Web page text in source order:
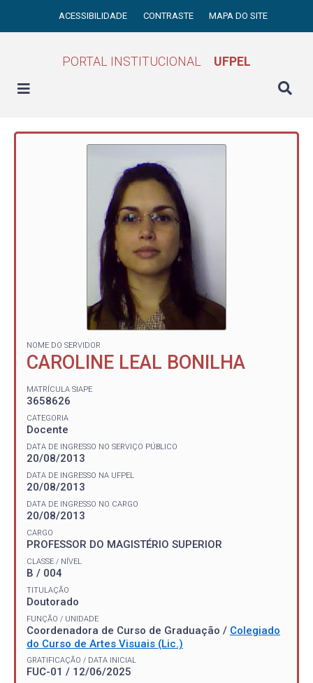
ACESSIBILIDADE CONTRASTE MAPA DO SITE
PORTAL INSTITUCIONAL UFPEL
NOME DO SERVIDOR
CAROLINE LEAL BONILHA
MATRÍCULA SIAPE
3658626
CATEGORIA
Docente
DATA DE INGRESSO NO SERVIÇO PÚBLICO
20/08/2013
DATA DE INGRESSO NA UFPEL
20/08/2013
DATA DE INGRESSO NO CARGO
20/08/2013
CARGO
PROFESSOR DO MAGISTÉRIO SUPERIOR
CLASSE / NÍVEL
B / 004
TITULAÇÃO
Doutorado
FUNÇÃO / UNIDADE
Coordenadora de Curso de Graduação / Colegiado
do Curso de Artes Visuais (Lic.)
GRATIFICAÇÃO / DATA INICIAL
FUC-01 / 12/06/2025